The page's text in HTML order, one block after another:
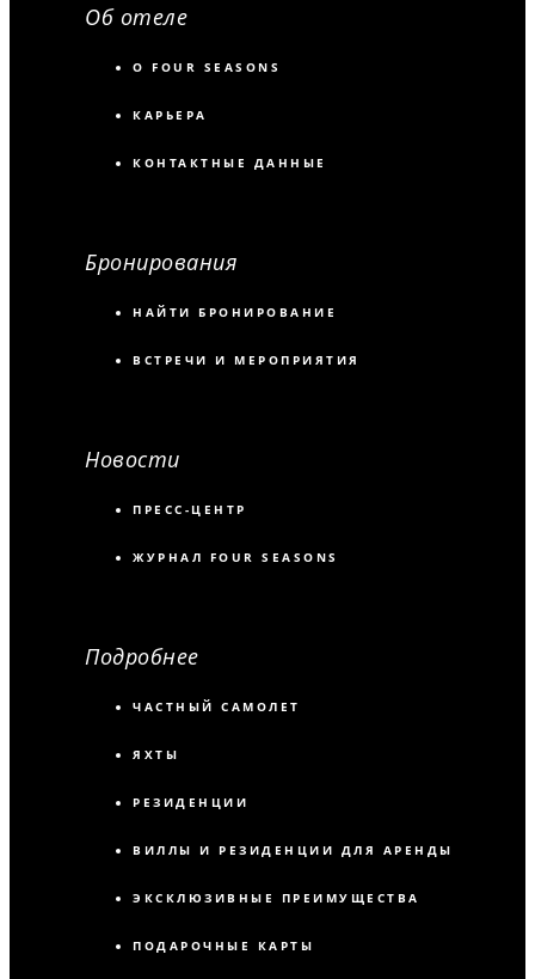
Об отеле
О FOUR SEASONS
КАРЬЕРА
КОНТАКТНЫЕ ДАННЫЕ
Бронирования
НАЙТИ БРОНИРОВАНИЕ
ВСТРЕЧИ И МЕРОПРИЯТИЯ
Новости
ПРЕСС-ЦЕНТР
ЖУРНАЛ FOUR SEASONS
Подробнее
ЧАСТНЫЙ САМОЛЕТ
ЯХТЫ
РЕЗИДЕНЦИИ
ВИЛЛЫ И РЕЗИДЕНЦИИ ДЛЯ АРЕНДЫ
ЭКСКЛЮЗИВНЫЕ ПРЕИМУЩЕСТВА
ПОДАРОЧНЫЕ КАРТЫ